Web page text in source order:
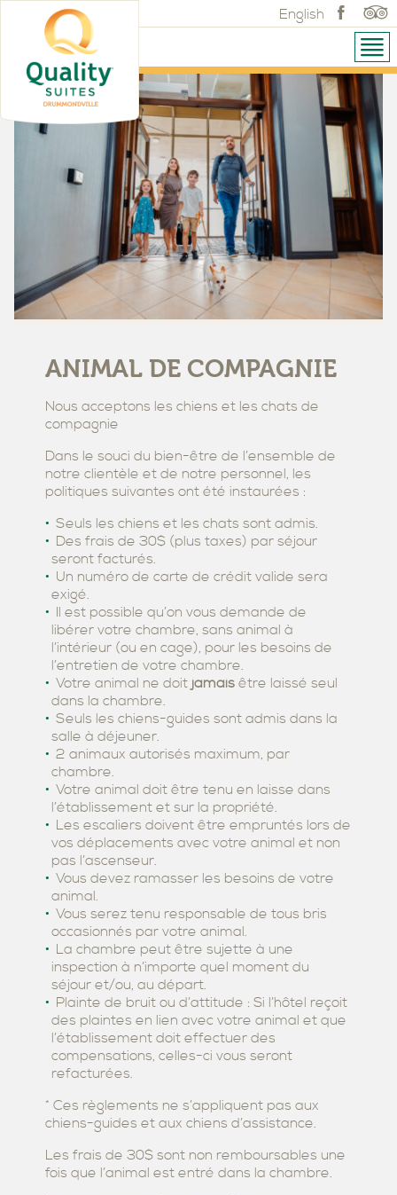
English
ANIMAL DE COMPAGNIE
Nous acceptons les chiens et les chats de
compagnie
Dans le souci du bien-être de l’ensemble de
notre clientèle et de notre personnel, les
politiques suivantes ont été instaurées :
Seuls les chiens et les chats sont admis.
Des frais de 30$ (plus taxes) par séjour
seront facturés.
Un numéro de carte de crédit valide sera
exigé.
Il est possible qu’on vous demande de
libérer votre chambre, sans animal à
l’intérieur (ou en cage), pour les besoins de
l’entretien de votre chambre.
Votre animal ne doit jamais être laissé seul
dans la chambre.
Seuls les chiens-guides sont admis dans la
salle à déjeuner.
2 animaux autorisés maximum, par
chambre.
Votre animal doit être tenu en laisse dans
l’établissement et sur la propriété.
Les escaliers doivent être empruntés lors de
vos déplacements avec votre animal et non
pas l’ascenseur.
Vous devez ramasser les besoins de votre
animal.
Vous serez tenu responsable de tous bris
occasionnés par votre animal.
La chambre peut être sujette à une
inspection à n’importe quel moment du
séjour et/ou, au départ.
Plainte de bruit ou d’attitude : Si l’hôtel reçoit
des plaintes en lien avec votre animal et que
l’établissement doit effectuer des
compensations, celles-ci vous seront
refacturées.
* Ces règlements ne s’appliquent pas aux
chiens-guides et aux chiens d’assistance.
Les frais de 30$ sont non remboursables une
fois que l’animal est entré dans la chambre.